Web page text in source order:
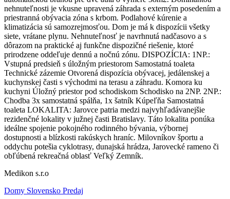
nehnuteľnosti je vkusne upravená záhrada s externým posedením a
priestranná obývacia zóna s krbom. Podlahové kúrenie a
klimatizácia sú samozrejmosťou. Dom je má k dispozícii všetky
siete, vrátane plynu. Nehnuteľnosť je navrhnutá nadčasovo a s
dôrazom na praktické aj funkčne dispozičné riešenie, ktoré
prirodzene oddeľuje dennú a nočnú zónu. DISPOZÍCIA: 1NP.:
Vstupná predsieň s úložným priestorom Samostatná toaleta
Technické zázemie Otvorená dispozícia obývacej, jedálenskej a
kuchynskej časti s východmi na terasu a záhradu. Komora ku
kuchyni Úložný priestor pod schodiskom Schodisko na 2NP. 2NP.:
Chodba 3x samostatná spálňa, 1x šatník Kúpeľňa Samostatná
toaleta LOKALITA: Jarovce patria medzi najvyhľadávanejšie
rezidenčné lokality v južnej časti Bratislavy. Táto lokalita ponúka
ideálne spojenie pokojného rodinného bývania, výbornej
dostupnosti a blízkosti rakúskych hraníc. Milovníkov športu a
oddychu potešia cyklotrasy, dunajská hrádza, Jarovecké rameno či
obľúbená rekreačná oblasť Veľký Zemník.
Medikon s.r.o
Domy Slovensko Predaj